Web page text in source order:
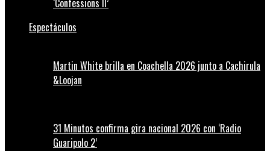
‘Confessions II’
Espectáculos
Martin White brilla en Coachella 2026 junto a Cachirula
&Loojan
31 Minutos confirma gira nacional 2026 con ‘Radio
Guaripolo 2’